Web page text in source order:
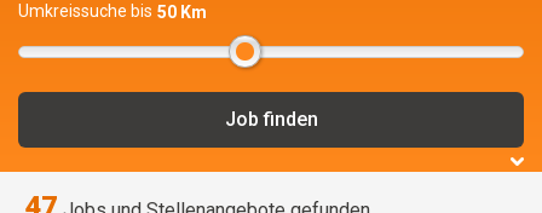
Umkreissuche bis 50 Km